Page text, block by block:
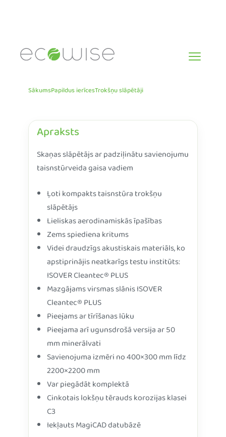
content
SākumsPapildus ierīcesTrokšņu slāpētāji
Apraksts
Skaņas slāpētājs ar padziļinātu savienojumu
taisnstūrveida gaisa vadiem
Ļoti kompakts taisnstūra trokšņu
slāpētājs
Lieliskas aerodinamiskās īpašības
Zems spiediena kritums
Videi draudzīgs akustiskais materiāls, ko
apstiprinājis neatkarīgs testu institūts:
ISOVER Cleantec® PLUS
Mazgājams virsmas slānis ISOVER
Cleantec® PLUS
Pieejams ar tīrīšanas lūku
Pieejama arī ugunsdrošā versija ar 50
mm minerālvati
Savienojuma izmēri no 400×300 mm līdz
2200×2200 mm
Var piegādāt komplektā
Cinkotais lokšņu tērauds korozijas klasei
C3
Iekļauts MagiCAD datubāzē